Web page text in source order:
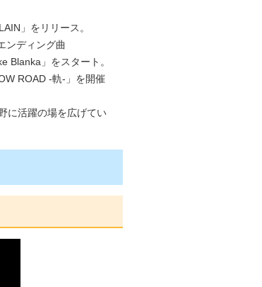
」をリリース。
ンディング曲
Blanka」をスタート。
ROAD -軌-」を開催
に活躍の場を広げてい